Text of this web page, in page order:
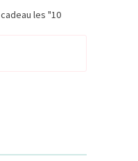
les "10